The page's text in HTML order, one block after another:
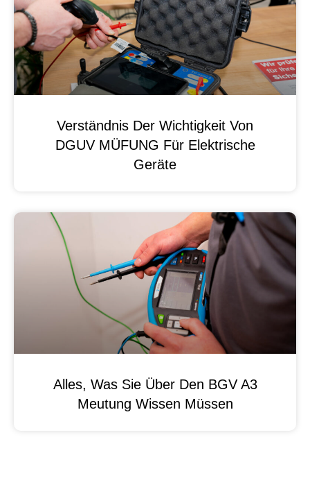
Verständnis Der Wichtigkeit Von
DGUV MÜFUNG Für Elektrische
Geräte
Alles, Was Sie Über Den BGV A3
Meutung Wissen Müssen